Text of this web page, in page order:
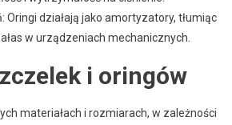
Oringi działają jako amortyzatory, tłumiąc
w urządzeniach mechanicznych.
i oringów
materiałach i rozmiarach, w zależności